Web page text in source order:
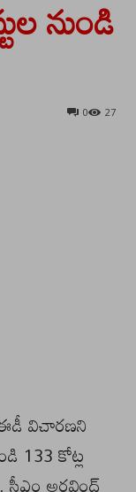
నుండి
27
0
ఈడీ విచారణని
133 కోట్ల